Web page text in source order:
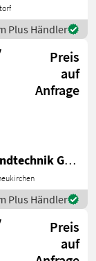
Plus Händler
Preis
auf
Anfrage
+
BULLA Landtechnik GmbH
Plus Händler
Preis
auf